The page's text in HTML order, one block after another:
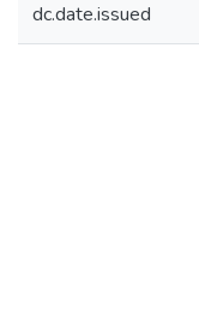
dc.date.issued